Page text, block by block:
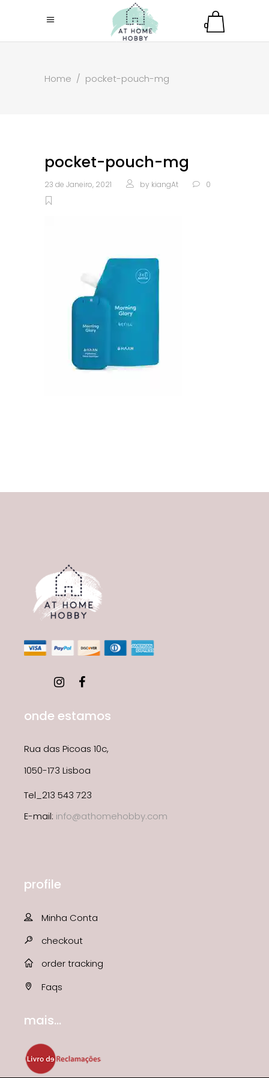
0
Home / pocket-pouch-mg
pocket-pouch-mg
23 de Janeiro, 2021 by kiangAt 0
onde estamos
Rua das Picoas 10c,
1050-173 Lisboa
Tel_213 543 723
E-mail: info@athomehobby.com
profile
Minha Conta
checkout
order tracking
Faqs
mais...